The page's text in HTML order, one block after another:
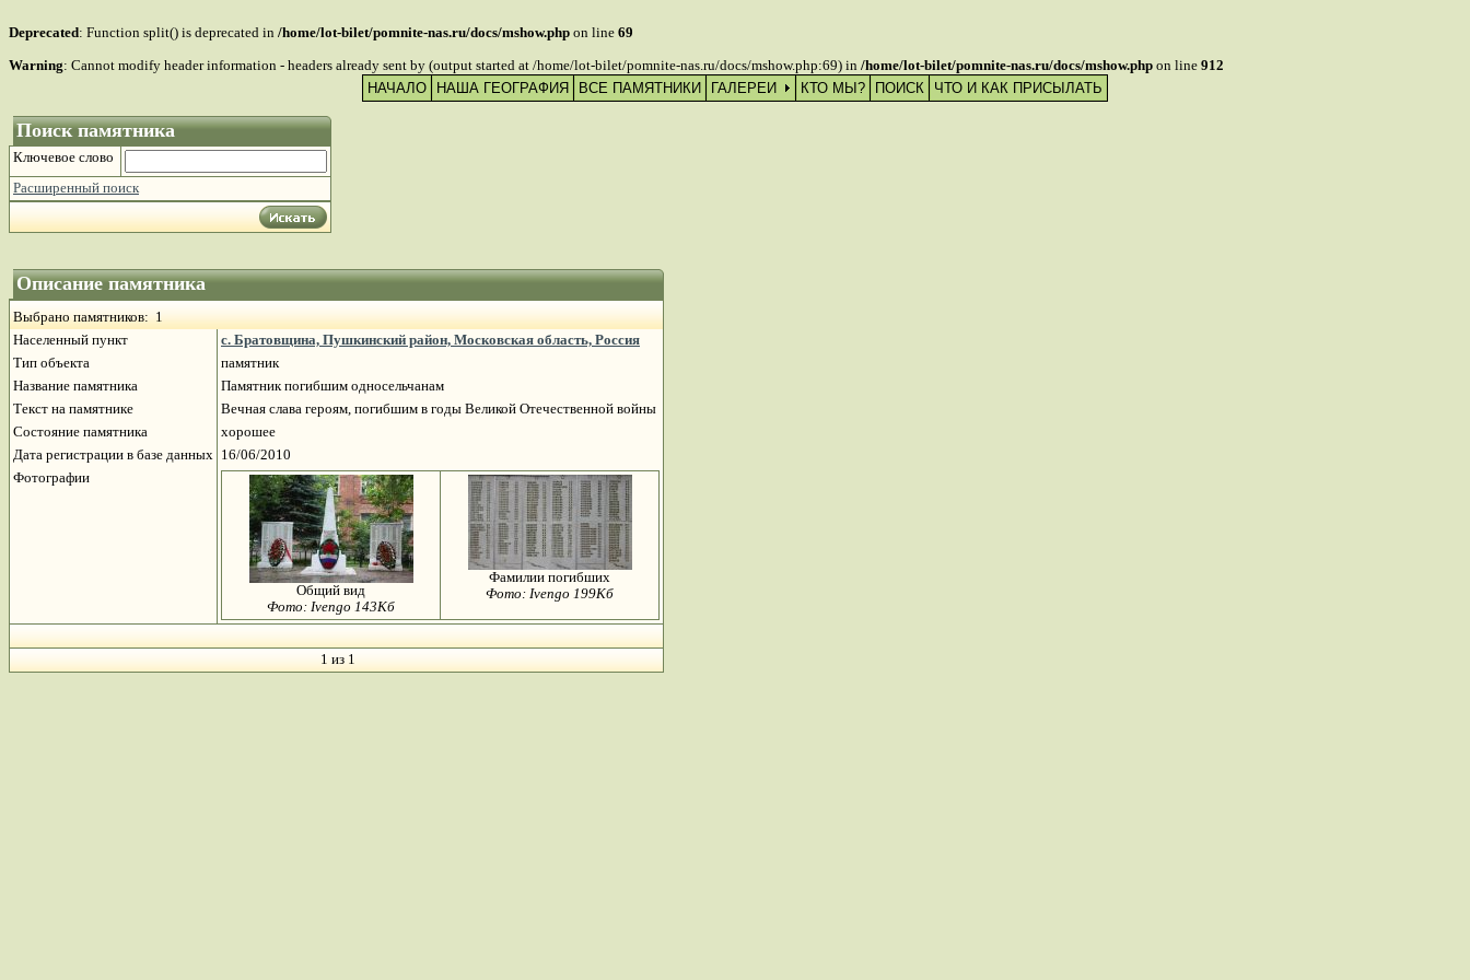
Deprecated: Function split() is deprecated in /home/lot-bilet/pomnite-nas.ru/docs/mshow.php on line 69
Warning: Cannot modify header information - headers already sent by (output started at /home/lot-bilet/pomnite-nas.ru/docs/mshow.php:69) in /home/lot-bilet/pomnite-nas.ru/docs/mshow.php on line 912
НАЧАЛО НАША ГЕОГРАФИЯ ВСЕ ПАМЯТНИКИ ГАЛЕРЕИ КТО МЫ? ПОИСК ЧТО И КАК ПРИСЫЛАТЬ
Поиск памятника
Ключевое слово
Расширенный поиск
Описание памятника
Выбрано памятников: 1
Населенный пункт
с. Братовщина, Пушкинский район, Московская область, Россия
Тип объекта
памятник
Название памятника
Памятник погибшим односельчанам
Текст на памятнике
Вечная слава героям, погибшим в годы Великой Отечественной войны
Состояние памятника
хорошее
Дата регистрации в базе данных
16/06/2010
Фотографии
Общий вид
Фото: Ivengo 143Кб
Фамилии погибших
Фото: Ivengo 199Кб
1 из 1